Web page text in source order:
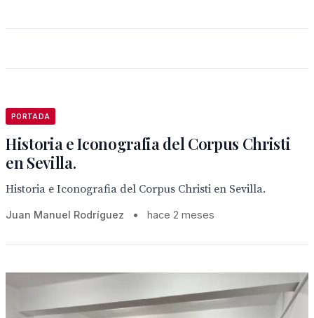
PORTADA
Historia e Iconografia del Corpus Christi
en Sevilla.
Historia e Iconografia del Corpus Christi en Sevilla.
Juan Manuel Rodríguez • hace 2 meses